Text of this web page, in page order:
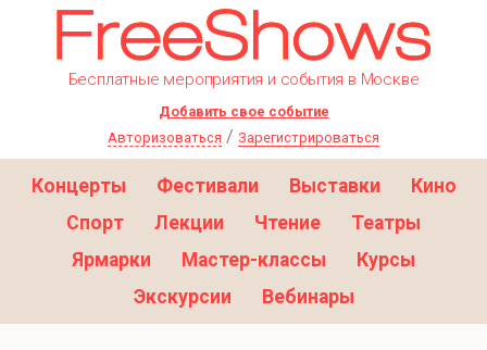
Бесплатные мероприятия и события в Москве
Добавить свое событие
Авторизоваться / Зарегистрироваться
Концерты Фестивали Выставки
Кино
Спорт
Лекции Чтение
Театры
Ярмарки
Мастер-классы
Курсы
Экскурсии
Вебинары